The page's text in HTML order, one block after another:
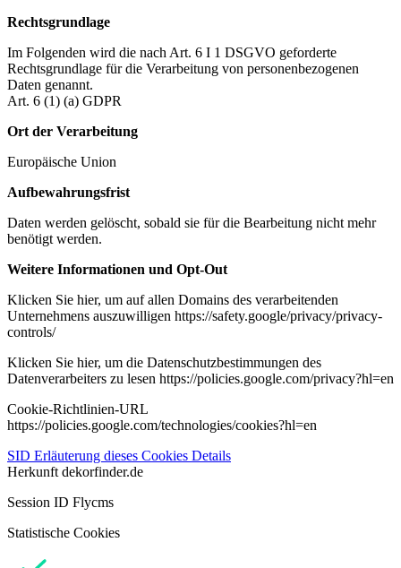
Rechtsgrundlage
Im Folgenden wird die nach Art. 6 I 1 DSGVO geforderte
Rechtsgrundlage für die Verarbeitung von personenbezogenen
Daten genannt.
Art. 6 (1) (a) GDPR
Ort der Verarbeitung
Europäische Union
Aufbewahrungsfrist
Daten werden gelöscht, sobald sie für die Bearbeitung nicht mehr
benötigt werden.
Weitere Informationen und Opt-Out
Klicken Sie hier, um auf allen Domains des verarbeitenden
Unternehmens auszuwilligen https://safety.google/privacy/privacy-
controls/
Klicken Sie hier, um die Datenschutzbestimmungen des
Datenverarbeiters zu lesen https://policies.google.com/privacy?hl=en
Cookie-Richtlinien-URL
https://policies.google.com/technologies/cookies?hl=en
SID Erläuterung dieses Cookies Details
Herkunft dekorfinder.de
Session ID Flycms
Statistische Cookies